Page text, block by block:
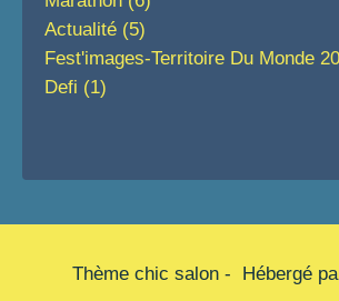
Actualité (5)
Fest'images-Territoire Du Monde
Defi (1)
Thème chic salon - Hébergé